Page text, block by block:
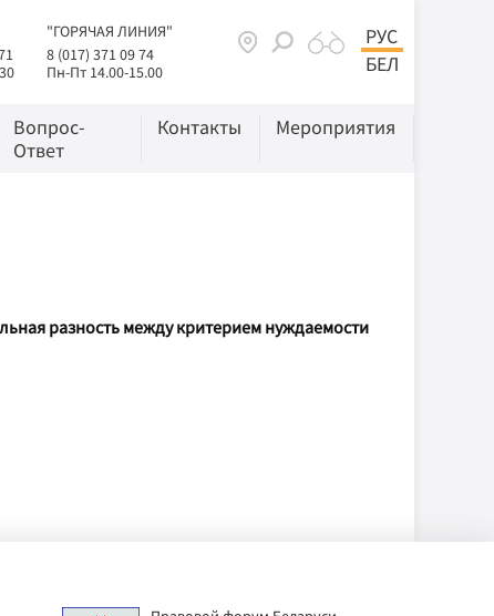
"ГОРЯЧАЯ ЛИНИЯ"
8 (017) 371 09 74
Пн-Пт 14.00-15.00
РУС
БЕЛ
Вопрос-
Ответ
Контакты Мероприятия
разность между критерием нуждаемости